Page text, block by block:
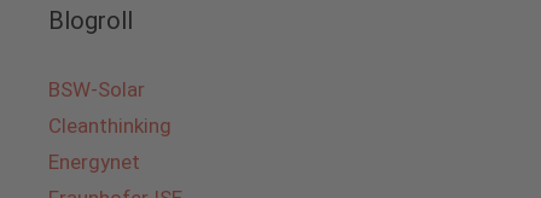
Blogroll
BSW-Solar
Cleanthinking
Energynet